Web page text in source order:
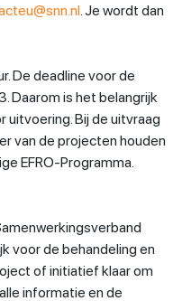
. Je wordt dan
De deadline voor de
Daarom is het belangrijk
uitvoering. Bij de uitvraag
van de projecten houden
EFRO-Programma.
voor de behandeling en
of initiatief klaar om
informatie en de